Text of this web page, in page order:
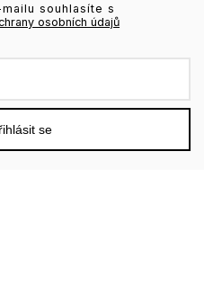
souhlasíte s
osobních údajů
se